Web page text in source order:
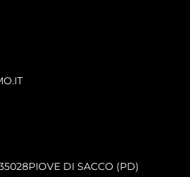
DI SACCO (PD)